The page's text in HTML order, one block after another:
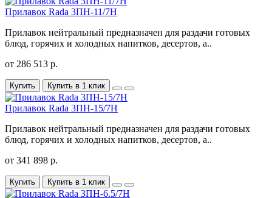
Прилавок Rada 3ПН-11/7Н
Прилавок нейтральный предназначен для раздачи готовых
блюд, горячих и холодных напитков, десертов, а..
от 286 513 р.
Купить Купить в 1 клик
Прилавок Rada 3ПН-15/7Н
Прилавок нейтральный предназначен для раздачи готовых
блюд, горячих и холодных напитков, десертов, а..
от 341 898 р.
Купить Купить в 1 клик